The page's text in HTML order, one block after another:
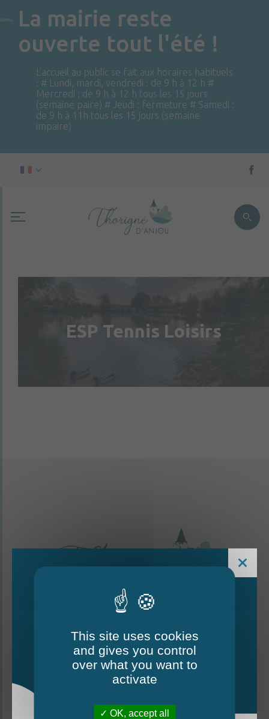
La mairie reste
ouverte tout l'été !
L'accueil au public se fait aux horaires habituels
: # Lundi, mardi, vendredi : de 9 h à 12 h #
Mercredi : de 9 h à 12 h tous les 15 jours
(semaine paire) # Jeudi : fermeture # Samedi :
de 9 h à 11h tous les 15 jours (semaine
impaire)
ESP Tennis Loisirs
CONTACTEZ-NOUS
Le Mag - édition estivale
This site uses cookies
and gives you control
over what you want to
activate
OK, accept all